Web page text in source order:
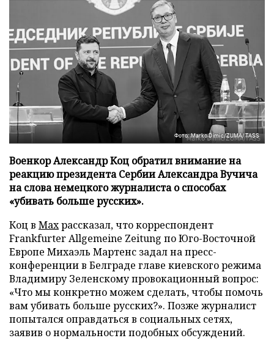
Фото: Marko Dimic/ZUMA/TASS
Военкор Александр Коц обратил внимание на
реакцию президента Сербии Александра Вучича
на слова немецкого журналиста о способах
«убивать больше русских».
Коц в Махрассказал, что корреспондент
Frankfurter Allgemeine Zeitung по Юго-Восточной
Европе Михаэль Мартенс задал на пресс-
конференции в Белграде главе киевского режима
Владимиру Зеленскому провокационный вопрос:
«Что мы конкретно можем сделать, чтобы помочь
вам убивать больше русских?». Позже журналист
попытался оправдаться в социальных сетях,
заявив о нормальности подобных обсуждений.